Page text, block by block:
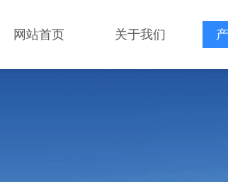
网站首页 关于我们